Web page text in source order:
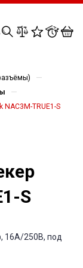
0 0 0 0
—
—
TRUE1-S
S
16A/250В, под